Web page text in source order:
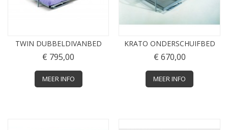
TWIN DUBBELDIVANBED
€ 795,00
MEER INFO
KRATO ONDERSCHUIFBED
€ 670,00
MEER INFO